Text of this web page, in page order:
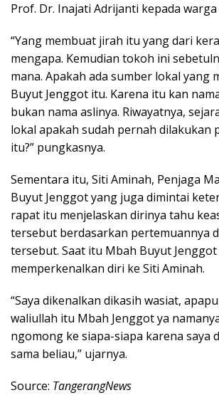
Prof. Dr. Inajati Adrijanti kepada
“Yang membuat jirah itu yang dari
mengapa. Kemudian tokoh ini
mana. Apakah ada sumber lokal yang
Buyut Jenggot itu. Karena itu kan
bukan nama aslinya. Riwayatnya,
lokal apakah sudah pernah dilakukan
itu?” pungkasnya.
Sementara itu, Siti Aminah, Penjaga
Buyut Jenggot yang juga dimintai
rapat itu menjelaskan dirinya tahu
tersebut berdasarkan pertemuannya
tersebut. Saat itu Mbah Buyut Jenggot
memperkenalkan diri ke Siti Aminah.
“Saya dikenalkan dikasih wasiat,
waliullah itu Mbah Jenggot ya
ngomong ke siapa-siapa karena saya
sama beliau,” ujarnya.
Source: TangerangNews